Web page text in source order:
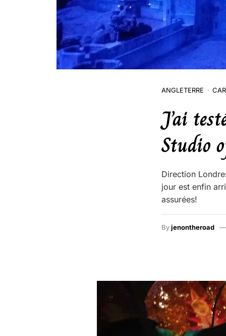
ANGLETERRE
J’ai
Studio
Direction
jour est enfin
assurées!
Byjenontheroad